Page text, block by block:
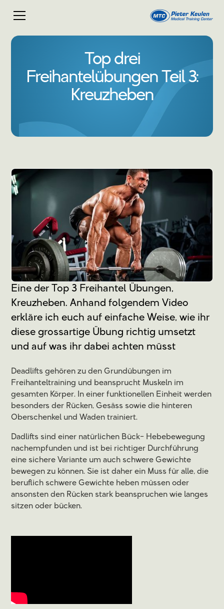
Top drei
Freihantelübungen Teil 3:
Kreuzheben
Eine der Top 3 Freihantel Übungen,
Kreuzheben. Anhand folgendem Video
erkläre ich euch auf einfache Weise, wie ihr
diese grossartige Übung richtig umsetzt
und auf was ihr dabei achten müsst
Deadlifts gehören zu den Grundübungen im
Freihanteltraining und beansprucht Muskeln im
gesamten Körper. In einer funktionellen Einheit werden
besonders der Rücken, Gesäss sowie die hinteren
Oberschenkel und Waden trainiert.
Dadlifts sind einer natürlichen Bück- Hebebewegung
nachempfunden und ist bei richtiger Durchführung
eine sichere Variante um auch schwere Gewichte
bewegen zu können. Sie ist daher ein Muss für alle, die
beruflich schwere Gewichte heben müssen oder
ansonsten den Rücken stark beanspruchen wie langes
sitzen oder bücken.